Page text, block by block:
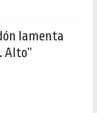
lamenta
Alto”